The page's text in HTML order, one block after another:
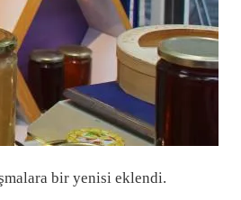
bir yenisi eklendi.